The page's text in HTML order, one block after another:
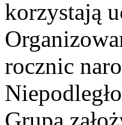
korzystają
rocznic
Grupa